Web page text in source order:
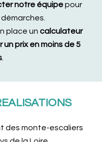
notre équipepour
place uncalculateur
prix en moins de 5
.
des monte-escaliers